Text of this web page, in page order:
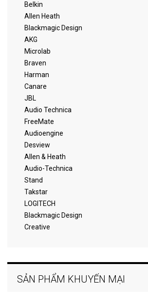
Belkin
Allen Heath
Blackmagic Design
AKG
Microlab
Braven
Harman
Canare
JBL
Audio Technica
FreeMate
Audioengine
Desview
Allen & Heath
Audio-Technica
Stand
Takstar
LOGITECH
Blackmagic Design
Creative
SẢN PHẨM KHUYẾN MẠI